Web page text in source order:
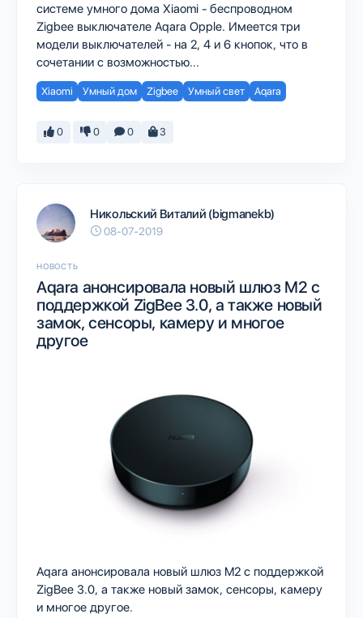
системе умного дома Xiaomi - беспроводном
Zigbee выключателе Aqara Opple. Имеется три
модели выключателей - на 2, 4 и 6 кнопок, что в
сочетании с возможностью...
Xiaomi Умный дом Zigbee Умный свет Aqara
0 0 0 3
Никольский Виталий (bigmanekb)
08-07-2019
НОВОСТЬ
Aqara анонсировала новый шлюз M2 с
поддержкой ZigBee 3.0, а также новый
замок, сенсоры, камеру и многое
другое
Aqara анонсировала новый шлюз M2 с поддержкой
ZigBee 3.0, а также новый замок, сенсоры, камеру
и многое другое.